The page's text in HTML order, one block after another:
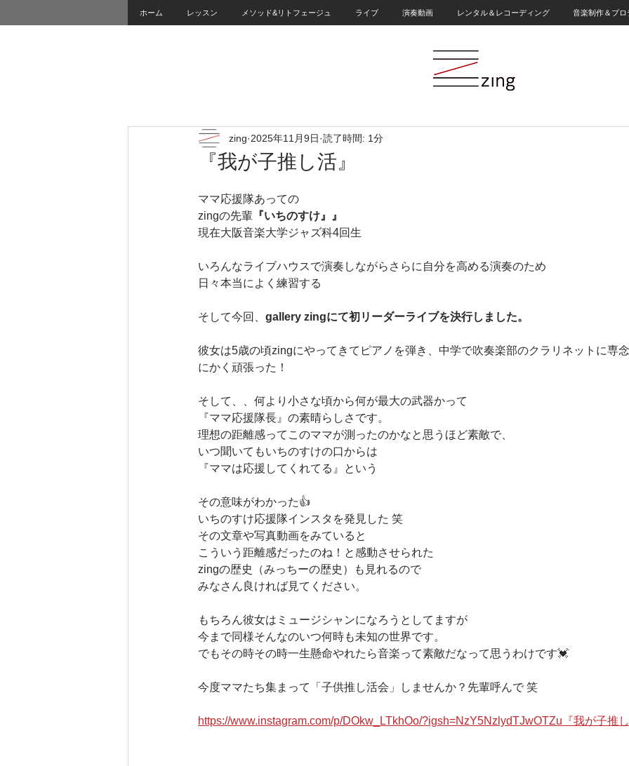
ホーム レッスン メソッド&リトフェージュ ライブ 演奏動画 レンタル＆レコーディング 音楽制作＆プロ
『我が子推し活』
zing 2025年11月9日 読了時間: 1分
ママ応援隊あっての
zingの先輩 『いちのすけ』』
現在大阪音楽大学ジャズ科4回生
いろんなライブハウスで演奏しながらさらに自分を高める演奏のため
日々本当によく練習する
そして今回、 gallery zingにて初リーダーライブを決行しました。
彼女は5歳の頃zingにやってきてピアノを弾き、中学で吹奏楽部のクラリネットに専
にかく頑張った！
そして、、何より小さな頃から何が最大の武器かって
『ママ応援隊長』の素晴らしさです。
理想の距離感ってこのママが測ったのかなと思うほど素敵で、
いつ聞いてもいちのすけの口からは
『ママは応援してくれてる』という
その意味がわかった👍
いちのすけ応援隊インスタを発見した 笑
その文章や写真動画をみていると
こういう距離感だったのね！と感動させられた
zingの歴史（みっちーの歴史）も見れるので
みなさん良ければ見てください。
もちろん彼女はミュージシャンになろうとしてますが
今まで同様そんなのいつ何時も未知の世界です。
でもその時その時一生懸命やれたら音楽って素敵だなって思うわけです💓
今度ママたち集まって「子供推し活会」しませんか？先輩呼んで 笑
https://www.instagram.com/p/DOkw_LTkhOo/?igsh=NzY5NzlydTJwOTZu『我が子推